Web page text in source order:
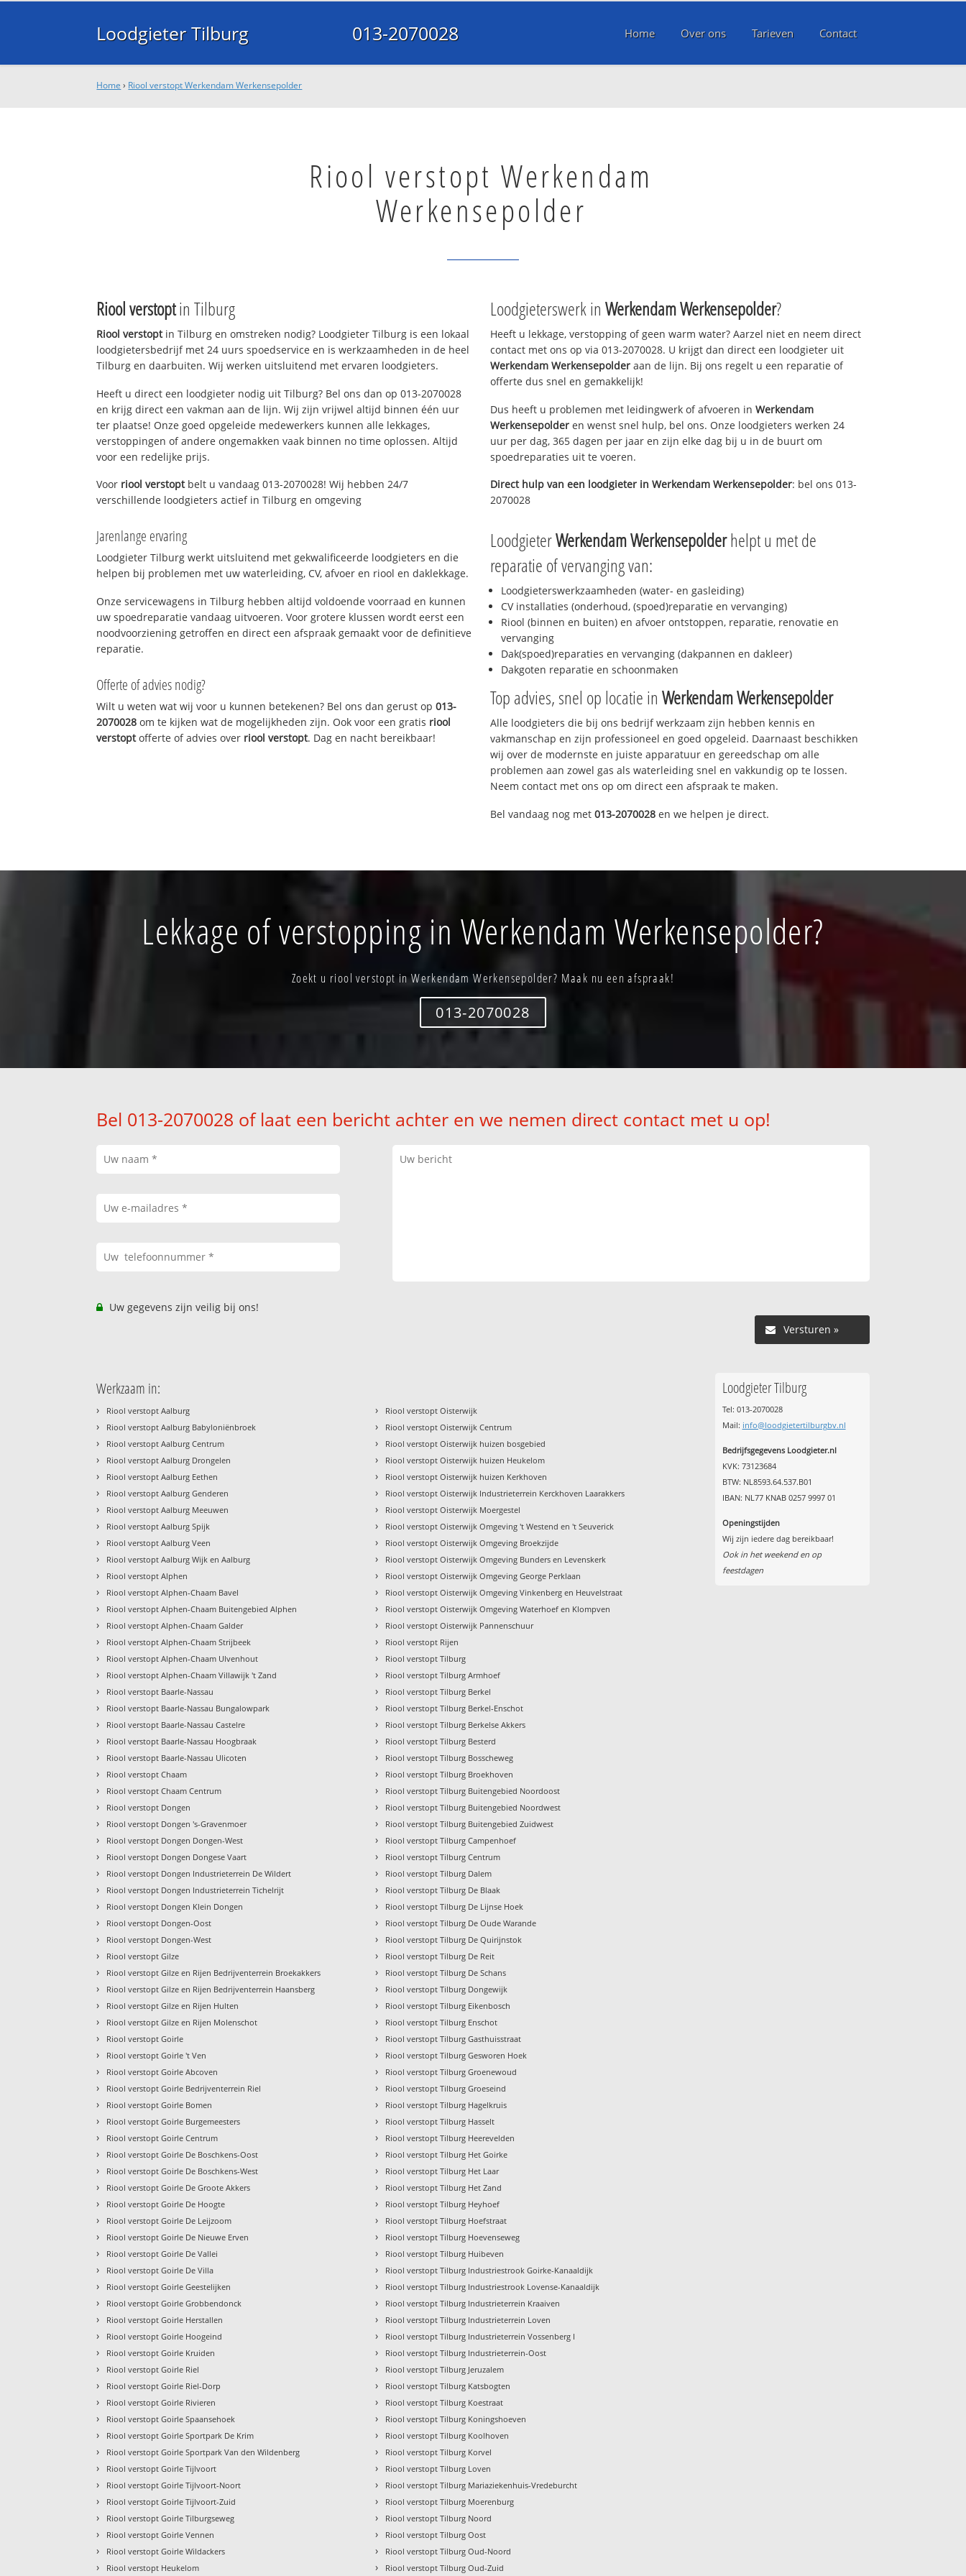
Loodgieter Tilburg 013-2070028 Home Over ons Tarieven Contact
Home › Riool verstopt Werkendam Werkensepolder
Riool verstopt Werkendam
Werkensepolder
Riool verstoptin Tilburg
Riool verstoptin Tilburg en omstreken nodig? Loodgieter Tilburg is een lokaal
loodgietersbedrijf met 24 uurs spoedservice en is werkzaamheden in de heel
Tilburg en daarbuiten. Wij werken uitsluitend met ervaren loodgieters.
Heeft u direct een loodgieter nodig uit Tilburg? Bel ons dan op 013-2070028
en krijg direct een vakman aan de lijn. Wij zijn vrijwel altijd binnen één uur
ter plaatse! Onze goed opgeleide medewerkers kunnen alle lekkages,
verstoppingen of andere ongemakken vaak binnen no time oplossen. Altijd
voor een redelijke prijs.
Voor riool verstoptbelt u vandaag 013-2070028! Wij hebben 24/7
verschillende loodgieters actief in Tilburg en omgeving
Jarenlange ervaring
Loodgieter Tilburg werkt uitsluitend met gekwalificeerde loodgieters en die
helpen bij problemen met uw waterleiding, CV, afvoer en riool en daklekkage.
Onze servicewagens in Tilburg hebben altijd voldoende voorraad en kunnen
uw spoedreparatie vandaag uitvoeren. Voor grotere klussen wordt eerst een
noodvoorziening getroffen en direct een afspraak gemaakt voor de definitieve
reparatie.
Offerte of advies nodig?
Wilt u weten wat wij voor u kunnen betekenen? Bel ons dan gerust op013-
2070028 om te kijken wat de mogelijkheden zijn. Ook voor een gratis riool
verstoptofferte of advies over riool verstopt. Dag en nacht bereikbaar!
Loodgieterswerk in Werkendam Werkensepolder?
Heeft u lekkage, verstopping of geen warm water? Aarzel niet en neem direct
contact met ons op via 013-2070028. U krijgt dan direct een loodgieter uit
Werkendam Werkensepolder aan de lijn. Bij ons regelt u een reparatie of
offerte dus snel en gemakkelijk!
Dus heeft u problemen met leidingwerk of afvoeren in Werkendam
Werkensepolder en wenst snel hulp, bel ons. Onze loodgieters werken 24
uur per dag, 365 dagen per jaar en zijn elke dag bij u in de buurt om
spoedreparaties uit te voeren.
Direct hulp van een loodgieter in Werkendam Werkensepolder: bel ons 013-
2070028
LoodgieterWerkendam Werkensepolderhelpt u met de
reparatie of vervanging van:
Loodgieterswerkzaamheden (water- en gasleiding)
CV installaties (onderhoud, (spoed)reparatie en vervanging)
Riool (binnen en buiten) en afvoer ontstoppen, reparatie, renovatie en
vervanging
Dak(spoed)reparaties en vervanging (dakpannen en dakleer)
Dakgoten reparatie en schoonmaken
Top advies, snel op locatie in Werkendam Werkensepolder
Alle loodgieters die bij ons bedrijf werkzaam zijn hebben kennis en
vakmanschap en zijn professioneel en goed opgeleid. Daarnaast beschikken
wij over de modernste en juiste apparatuur en gereedschap om alle
problemen aan zowel gas als waterleiding snel en vakkundig op te lossen.
Neem contact met ons op om direct een afspraak te maken.
Bel vandaag nog met 013-2070028 en we helpen je direct.
Lekkage of verstopping in Werkendam Werkensepolder?
Zoekt u riool verstopt in Werkendam Werkensepolder? Maak nu een afspraak!
013-2070028
Bel 013-2070028 of laat een bericht achter en we nemen direct contact met u op!
Uw gegevens zijn veilig bij ons!
Versturen »
Werkzaam in:
› Riool verstopt Aalburg
› Riool verstopt Aalburg Babyloniënbroek
› Riool verstopt Aalburg Centrum
› Riool verstopt Aalburg Drongelen
› Riool verstopt Aalburg Eethen
› Riool verstopt Aalburg Genderen
› Riool verstopt Aalburg Meeuwen
› Riool verstopt Aalburg Spijk
› Riool verstopt Aalburg Veen
› Riool verstopt Aalburg Wijk en Aalburg
› Riool verstopt Alphen
› Riool verstopt Alphen-Chaam Bavel
› Riool verstopt Alphen-Chaam Buitengebied Alphen
› Riool verstopt Alphen-Chaam Galder
› Riool verstopt Alphen-Chaam Strijbeek
› Riool verstopt Alphen-Chaam Ulvenhout
› Riool verstopt Alphen-Chaam Villawijk 't Zand
› Riool verstopt Baarle-Nassau
› Riool verstopt Baarle-Nassau Bungalowpark
› Riool verstopt Baarle-Nassau Castelre
› Riool verstopt Baarle-Nassau Hoogbraak
› Riool verstopt Baarle-Nassau Ulicoten
› Riool verstopt Chaam
› Riool verstopt Chaam Centrum
› Riool verstopt Dongen
› Riool verstopt Dongen 's-Gravenmoer
› Riool verstopt Dongen Dongen-West
› Riool verstopt Dongen Dongese Vaart
› Riool verstopt Dongen Industrieterrein De Wildert
› Riool verstopt Dongen Industrieterrein Tichelrijt
› Riool verstopt Dongen Klein Dongen
› Riool verstopt Dongen-Oost
› Riool verstopt Dongen-West
› Riool verstopt Gilze
› Riool verstopt Gilze en Rijen Bedrijventerrein Broekakkers
› Riool verstopt Gilze en Rijen Bedrijventerrein Haansberg
› Riool verstopt Gilze en Rijen Hulten
› Riool verstopt Gilze en Rijen Molenschot
› Riool verstopt Goirle
› Riool verstopt Goirle 't Ven
› Riool verstopt Goirle Abcoven
› Riool verstopt Goirle Bedrijventerrein Riel
› Riool verstopt Goirle Bomen
› Riool verstopt Goirle Burgemeesters
› Riool verstopt Goirle Centrum
› Riool verstopt Goirle De Boschkens-Oost
› Riool verstopt Goirle De Boschkens-West
› Riool verstopt Goirle De Groote Akkers
› Riool verstopt Goirle De Hoogte
› Riool verstopt Goirle De Leijzoom
› Riool verstopt Goirle De Nieuwe Erven
› Riool verstopt Goirle De Vallei
› Riool verstopt Goirle De Villa
› Riool verstopt Goirle Geestelijken
› Riool verstopt Goirle Grobbendonck
› Riool verstopt Goirle Herstallen
› Riool verstopt Goirle Hoogeind
› Riool verstopt Goirle Kruiden
› Riool verstopt Goirle Riel
› Riool verstopt Goirle Riel-Dorp
› Riool verstopt Goirle Rivieren
› Riool verstopt Goirle Spaansehoek
› Riool verstopt Goirle Sportpark De Krim
› Riool verstopt Goirle Sportpark Van den Wildenberg
› Riool verstopt Goirle Tijlvoort
› Riool verstopt Goirle Tijlvoort-Noort
› Riool verstopt Goirle Tijlvoort-Zuid
› Riool verstopt Goirle Tilburgseweg
› Riool verstopt Goirle Vennen
› Riool verstopt Goirle Wildackers
› Riool verstopt Heukelom
› Riool verstopt Oisterwijk
› Riool verstopt Oisterwijk Centrum
› Riool verstopt Oisterwijk huizen bosgebied
› Riool verstopt Oisterwijk huizen Heukelom
› Riool verstopt Oisterwijk huizen Kerkhoven
› Riool verstopt Oisterwijk Industrieterrein Kerckhoven Laarakkers
› Riool verstopt Oisterwijk Moergestel
› Riool verstopt Oisterwijk Omgeving 't Westend en 't Seuverick
› Riool verstopt Oisterwijk Omgeving Broekzijde
› Riool verstopt Oisterwijk Omgeving Bunders en Levenskerk
› Riool verstopt Oisterwijk Omgeving George Perklaan
› Riool verstopt Oisterwijk Omgeving Vinkenberg en Heuvelstraat
› Riool verstopt Oisterwijk Omgeving Waterhoef en Klompven
› Riool verstopt Oisterwijk Pannenschuur
› Riool verstopt Rijen
› Riool verstopt Tilburg
› Riool verstopt Tilburg Armhoef
› Riool verstopt Tilburg Berkel
› Riool verstopt Tilburg Berkel-Enschot
› Riool verstopt Tilburg Berkelse Akkers
› Riool verstopt Tilburg Besterd
› Riool verstopt Tilburg Bosscheweg
› Riool verstopt Tilburg Broekhoven
› Riool verstopt Tilburg Buitengebied Noordoost
› Riool verstopt Tilburg Buitengebied Noordwest
› Riool verstopt Tilburg Buitengebied Zuidwest
› Riool verstopt Tilburg Campenhoef
› Riool verstopt Tilburg Centrum
› Riool verstopt Tilburg Dalem
› Riool verstopt Tilburg De Blaak
› Riool verstopt Tilburg De Lijnse Hoek
› Riool verstopt Tilburg De Oude Warande
› Riool verstopt Tilburg De Quirijnstok
› Riool verstopt Tilburg De Reit
› Riool verstopt Tilburg De Schans
› Riool verstopt Tilburg Dongewijk
› Riool verstopt Tilburg Eikenbosch
› Riool verstopt Tilburg Enschot
› Riool verstopt Tilburg Gasthuisstraat
› Riool verstopt Tilburg Gesworen Hoek
› Riool verstopt Tilburg Groenewoud
› Riool verstopt Tilburg Groeseind
› Riool verstopt Tilburg Hagelkruis
› Riool verstopt Tilburg Hasselt
› Riool verstopt Tilburg Heerevelden
› Riool verstopt Tilburg Het Goirke
› Riool verstopt Tilburg Het Laar
› Riool verstopt Tilburg Het Zand
› Riool verstopt Tilburg Heyhoef
› Riool verstopt Tilburg Hoefstraat
› Riool verstopt Tilburg Hoevenseweg
› Riool verstopt Tilburg Huibeven
› Riool verstopt Tilburg Industriestrook Goirke-Kanaaldijk
› Riool verstopt Tilburg Industriestrook Lovense-Kanaaldijk
› Riool verstopt Tilburg Industrieterrein Kraaiven
› Riool verstopt Tilburg Industrieterrein Loven
› Riool verstopt Tilburg Industrieterrein Vossenberg I
› Riool verstopt Tilburg Industrieterrein-Oost
› Riool verstopt Tilburg Jeruzalem
› Riool verstopt Tilburg Katsbogten
› Riool verstopt Tilburg Koestraat
› Riool verstopt Tilburg Koningshoeven
› Riool verstopt Tilburg Koolhoven
› Riool verstopt Tilburg Korvel
› Riool verstopt Tilburg Loven
› Riool verstopt Tilburg Mariaziekenhuis-Vredeburcht
› Riool verstopt Tilburg Moerenburg
› Riool verstopt Tilburg Noord
› Riool verstopt Tilburg Oost
› Riool verstopt Tilburg Oud-Noord
› Riool verstopt Tilburg Oud-Zuid
Loodgieter Tilburg
Tel: 013-2070028
Mail: info@loodgietertilburgbv.nl
Bedrijfsgegevens Loodgieter.nl
KVK: 73123684
BTW: NL8593.64.537.B01
IBAN: NL77 KNAB 0257 9997 01
Openingstijden
Wij zijn iedere dag bereikbaar!
Ook in het weekend en op
feestdagen